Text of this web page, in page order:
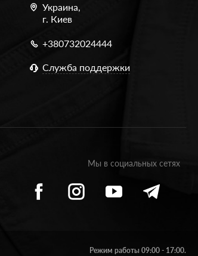
Украина,
г. Киев
+380732024444
Служба поддержки
Мы в социальных сетях
Режим работы 09:00 - 17:00.